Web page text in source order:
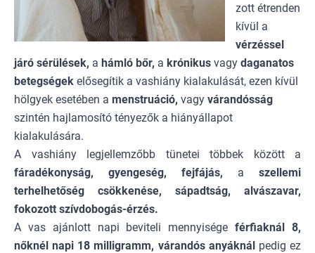
zott étrenden
kívül a
vérzéssel
járó sérülések, a hámló bőr, a krónikus vagy daganatos
betegségek elősegítik a vashiány kialakulását, ezen kívül
hölgyek esetében a menstruáció, vagy várandósság
szintén hajlamosító tényezők a hiányállapot
kialakulására.
A vashiány legjellemzőbb tünetei többek között a
fáradékonyság, gyengeség, fejfájás, a szellemi
terhelhetőség csökkenése, sápadtság, alvászavar,
fokozott szívdobogás-érzés.
A vas ajánlott napi beviteli mennyiségeférfiaknál 8,
nőknél napi 18 milligramm, várandós anyáknál pedig ez